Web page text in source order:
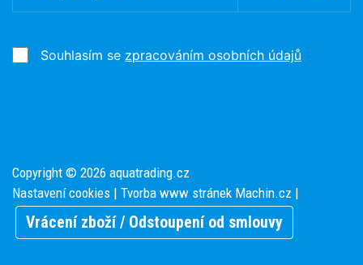
Souhlasím se zpracováním osobních údajů
Copyright © 2026 aquatrading.cz
Nastavení cookies | Tvorba www stránek Machin.cz |
Vrácení zboží / Odstoupení od smlouvy